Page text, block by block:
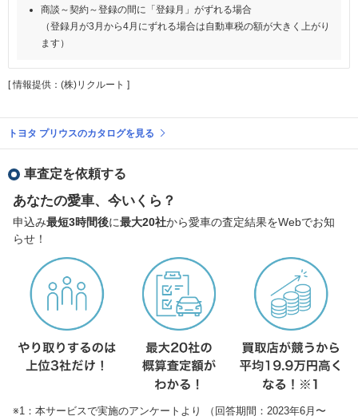
商談～契約～登録の間に「登録月」がずれる場合
（登録月が3月から4月にずれる場合は自動車税の額が大きく上がり
ます）
[ 情報提供：(株)リクルート ]
トヨタ プリウスのカタログを見る
車査定を依頼する
あなたの愛車、今いくら？
申込み最短3時間後に最大20社から愛車の査定結果をWebでお知
らせ！
※1：本サービスで実施のアンケートより （回答期間：2023年6月〜